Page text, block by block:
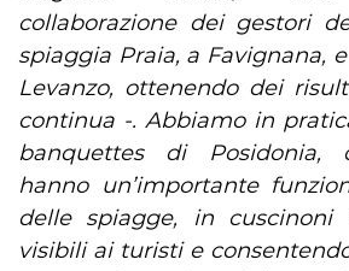
collaborazione dei gestori
spiaggia Praia, a Favignana,
Levanzo, ottenendo dei
continua -. Abbiamo in
banquettes di Posidonia,
hanno un’importante
delle spiagge, in cuscinoni
visibili ai turisti e